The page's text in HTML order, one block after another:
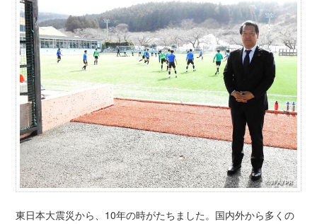
東日本大震災から、10年の時がたちました。国内外から多くの